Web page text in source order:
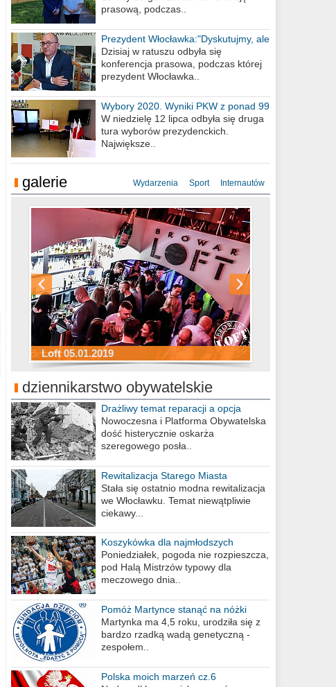
prasową, podczas..
Prezydent Włocławka:"Dyskutujmy, ale
nie obrażajmy się”
Dzisiaj w ratuszu odbyła się
konferencja prasowa, podczas której
prezydent Włocławka..
Wybory 2020. Wyniki PKW z ponad 99
procent obwodów
W niedzielę 12 lipca odbyła się druga
tura wyborów prezydenckich.
Największe..
galerie Wydarzenia Sport Internautów
Loft 05.01.2019
Sylwester Podgrodzie 31.12.2018
Sylwester Pensjonat Michelin 31.12.2018
Sylwester Hotel Młyn 31.12.2018
Sylwester Miejski 31.12.2018
Sylwester Loft 31.12.2018
dziennikarstwo obywatelskie
Drażliwy temat reparacji a opcja
berlińska
Nowoczesna i Platforma Obywatelska
dość histerycznie oskarża
szeregowego posła..
Rewitalizacja Starego Miasta
Stała się ostatnio modna rewitalizacja
we Włocławku. Temat niewątpliwie
ciekawy...
Koszykówka dla najmłodszych
Poniedziałek, pogoda nie rozpieszcza,
pod Halą Mistrzów typowy dla
meczowego dnia..
Pomóż Martynce stanąć na nóżki
Martynka ma 4,5 roku, urodziła się z
bardzo rzadką wadą genetyczną -
zespołem..
Polska moich marzeń cz.6